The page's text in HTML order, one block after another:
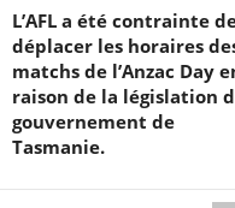
L’AFL a été contrainte
déplacer les horaires
matchs de l’Anzac Day
raison de la législation
gouvernement de
Tasmanie.